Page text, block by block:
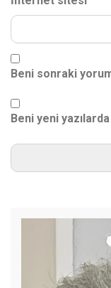
Beni sonraki
Beni yeni